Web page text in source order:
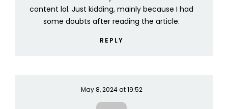
content lol. Just kidding, mainly because I had
some doubts after reading the article.
REPLY
May 8, 2024 at 19:52